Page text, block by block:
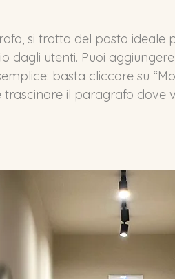
si tratta del posto
dagli utenti. Puoi
basta cliccare su
trascinare il paragrafo dove